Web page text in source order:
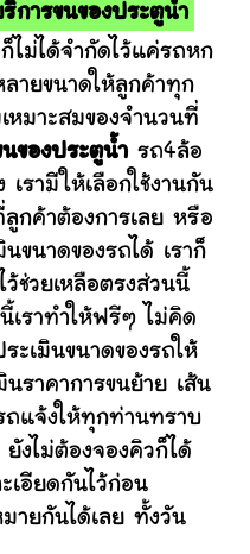
การขนของประตูน้ำ
ได้จำกัดไว้แค่รถหก
ายขนาดให้ลูกค้าทุก
หมาะสมของจำนวนที่
นของประตูน้ำ รถ4ล้อ
รามีให้เลือกใช้งานกัน
กค้าต้องการเลย หรือ
ขนาดของรถได้ เราก็
ช่วยเหลือตรงส่วนนี้
เราทำให้ฟรีๆ ไม่คิด
ะเมินขนาดของรถให้
นราคาการขนย้าย เส้น
ถแจ้งให้ทุกท่านทราบ
งไม่ต้องจองคิวก็ได้
เอียดกันไว้ก่อน
ายกันได้เลย ทั้งวัน